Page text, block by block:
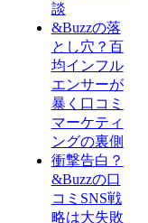
談
&Buzzの落
とし穴？百
均インフル
エンサーが
暴く口コミ
マーケティ
ングの裏側
衝撃告白？
&Buzzの口
コミSNS戦
略は大失敗